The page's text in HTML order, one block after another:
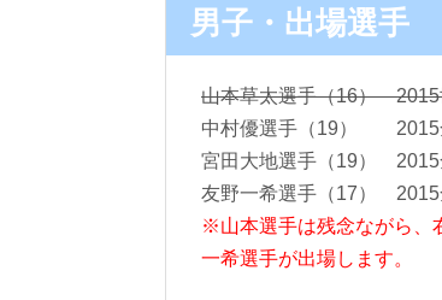
男子・出場選手
山本草太選手（16） 2015
中村優選手（19） 2015
宮田大地選手（19） 2015
友野一希選手（17） 2015
※山本選手は残念ながら、
一希選手が出場します。